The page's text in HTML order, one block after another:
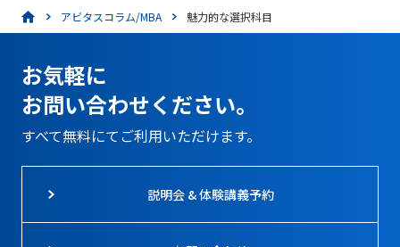
アビタスコラム/MBA 魅力的な選択科目
お気軽に
お問い合わせください。
すべて無料にてご利用いただけます。
説明会 & 体験講義予約